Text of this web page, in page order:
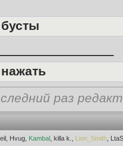
бусты
нажать
раз
Hvug, Kambal , killa k., Lion_Smith ,